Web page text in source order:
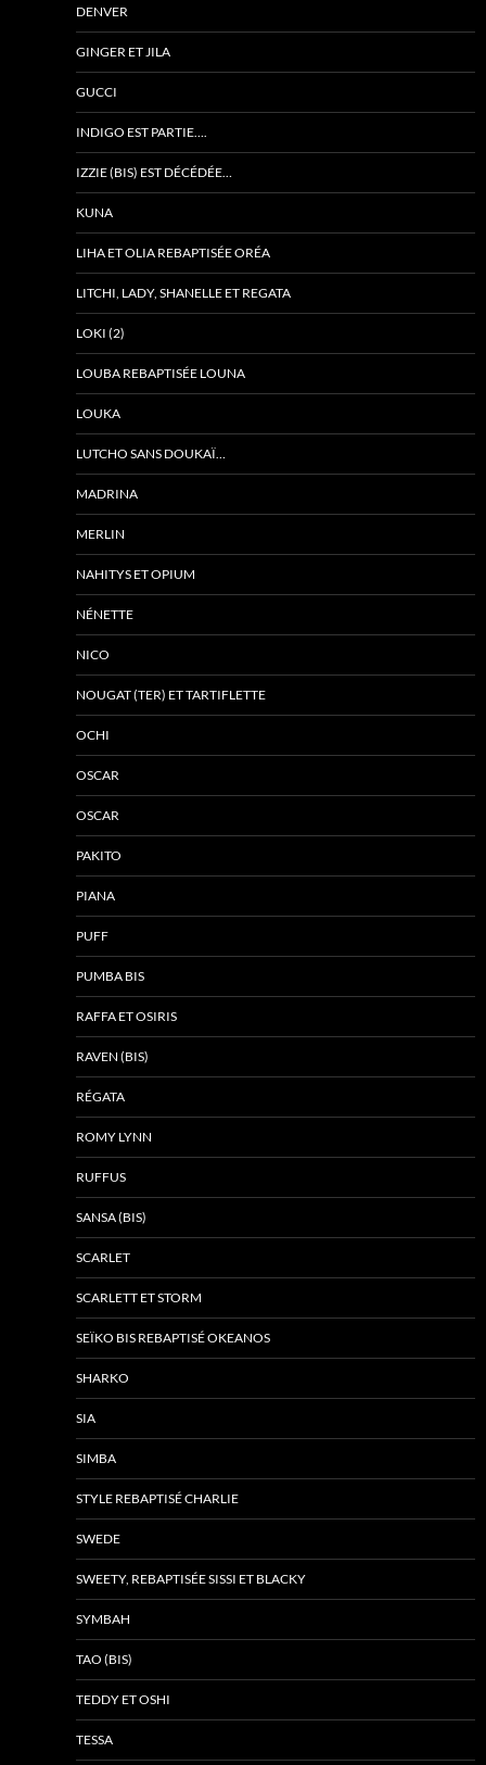
DENVER
GINGER ET JILA
GUCCI
INDIGO EST PARTIE….
IZZIE (BIS) EST DÉCÉDÉE…
KUNA
LIHA ET OLIA REBAPTISÉE ORÉA
LITCHI, LADY, SHANELLE ET REGATA
LOKI (2)
LOUBA REBAPTISÉE LOUNA
LOUKA
LUTCHO SANS DOUKAÏ…
MADRINA
MERLIN
NAHITYS ET OPIUM
NÉNETTE
NICO
NOUGAT (TER) ET TARTIFLETTE
OCHI
OSCAR
OSCAR
PAKITO
PIANA
PUFF
PUMBA BIS
RAFFA ET OSIRIS
RAVEN (BIS)
RÉGATA
ROMY LYNN
RUFFUS
SANSA (BIS)
SCARLET
SCARLETT ET STORM
SEÏKO BIS REBAPTISÉ OKEANOS
SHARKO
SIA
SIMBA
STYLE REBAPTISÉ CHARLIE
SWEDE
SWEETY, REBAPTISÉE SISSI ET BLACKY
SYMBAH
TAO (BIS)
TEDDY ET OSHI
TESSA